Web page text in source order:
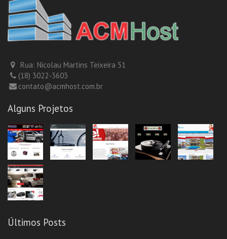
Rua: Nicolau Martins Teixeira 51
(18) 3022-3603
contato@acmhost.com.br
Alguns Projetos
Últimos Posts